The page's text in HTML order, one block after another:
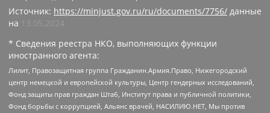
Источник: https://minjust.gov.ru/ru/documents/7756/ данные
на
13.05.2024
* Сведения реестра НКО, выполняющих функции
иностранного агента:
Лилит, Правозащитная группа Гражданин.Армия.Право, Нижегородский
центр немецкой и европейской культуры, Центр гендерных исследований,
Фонд защиты прав граждан Штаб, Институт права и публичной политики,
Фонд борьбы с коррупцией, Альянс врачей, НАСИЛИЮ.НЕТ, Мы против